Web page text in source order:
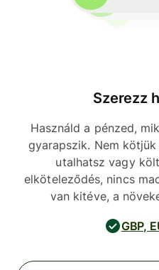
Szerezz
Használd a pénzed,
gyarapszik. Nem
utalhatsz vagy
elköteleződés, nincs
van kitéve, a
GBP,